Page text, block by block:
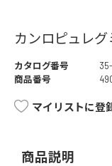
カンロピュレ
カタログ番号
商品番号
マイリストに登
商品説明